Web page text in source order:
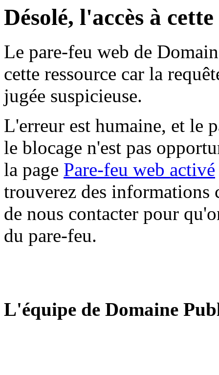
Désolé, l'accès à
Le pare-feu web de
cette ressource car la
jugée suspicieuse.
L'erreur est humaine, et le
le blocage n'est pas
la page Pare-feu web activé
trouverez des informations
de nous contacter pour
du pare-feu.
L'équipe de Domaine